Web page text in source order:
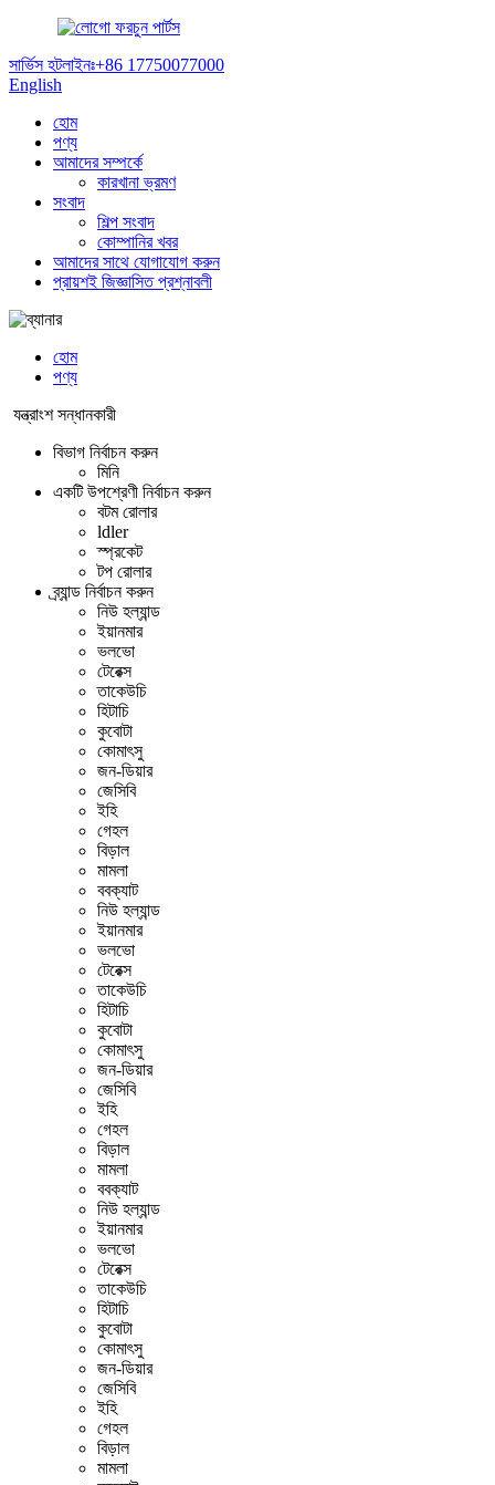
ফরচুন পার্টস
সার্ভিস হটলাইনঃ+86 17750077000
English
হোম
পণ্য
আমাদের সম্পর্কে
কারখানা ভ্রমণ
সংবাদ
শিল্প সংবাদ
কোম্পানির খবর
আমাদের সাথে যোগাযোগ করুন
প্রায়শই জিজ্ঞাসিত প্রশ্নাবলী
হোম
পণ্য
যন্ত্রাংশ সন্ধানকারী
বিভাগ নির্বাচন করুন
মিনি
একটি উপশ্রেণী নির্বাচন করুন
বটম রোলার
ldler
স্প্রকেট
টপ রোলার
ব্র্যান্ড নির্বাচন করুন
নিউ হল্যান্ড
ইয়ানমার
ভলভো
টেরেক্স
তাকেউচি
হিটাচি
কুবোটা
কোমাৎসু
জন-ডিয়ার
জেসিবি
ইহি
গেহল
বিড়াল
মামলা
ববক্যাট
নিউ হল্যান্ড
ইয়ানমার
ভলভো
টেরেক্স
তাকেউচি
হিটাচি
কুবোটা
কোমাৎসু
জন-ডিয়ার
জেসিবি
ইহি
গেহল
বিড়াল
মামলা
ববক্যাট
নিউ হল্যান্ড
ইয়ানমার
ভলভো
টেরেক্স
তাকেউচি
হিটাচি
কুবোটা
কোমাৎসু
জন-ডিয়ার
জেসিবি
ইহি
গেহল
বিড়াল
মামলা